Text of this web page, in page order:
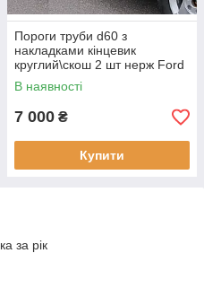
Пороги труби d60 з
накладками кінцевик
круглий\скош 2 шт нерж Ford
Kuga 2013-2019
В наявності
7 000 ₴
Купити
за рік